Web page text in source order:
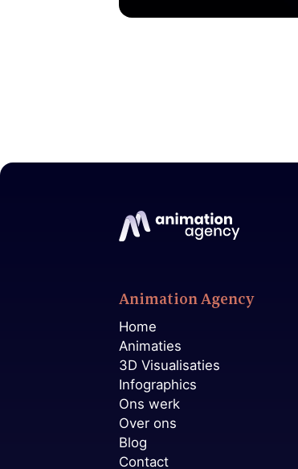
Animation Agency
Home
Animaties
3D Visualisaties
Infographics
Ons werk
Over ons
Blog
Contact